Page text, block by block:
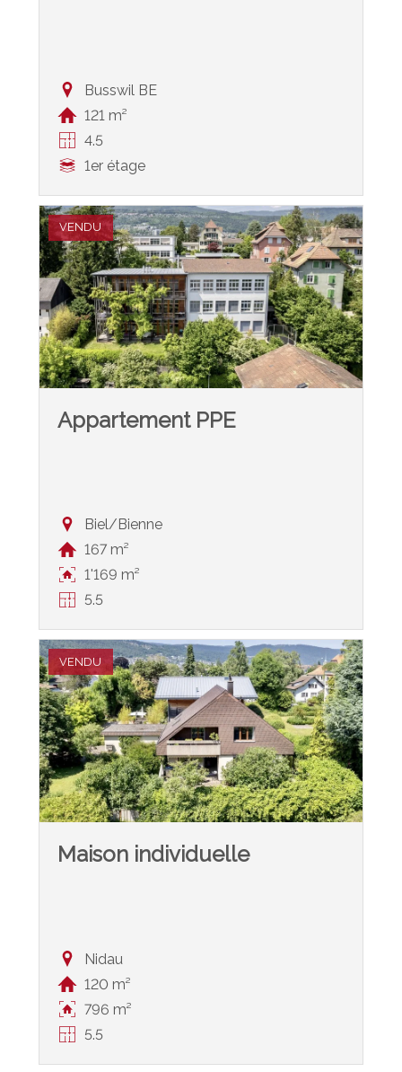
Busswil BE
121 m²
4.5
1er étage
VENDU
Appartement PPE
Biel/Bienne
167 m²
1'169 m²
5.5
VENDU
Maison individuelle
Nidau
120 m²
796 m²
5.5